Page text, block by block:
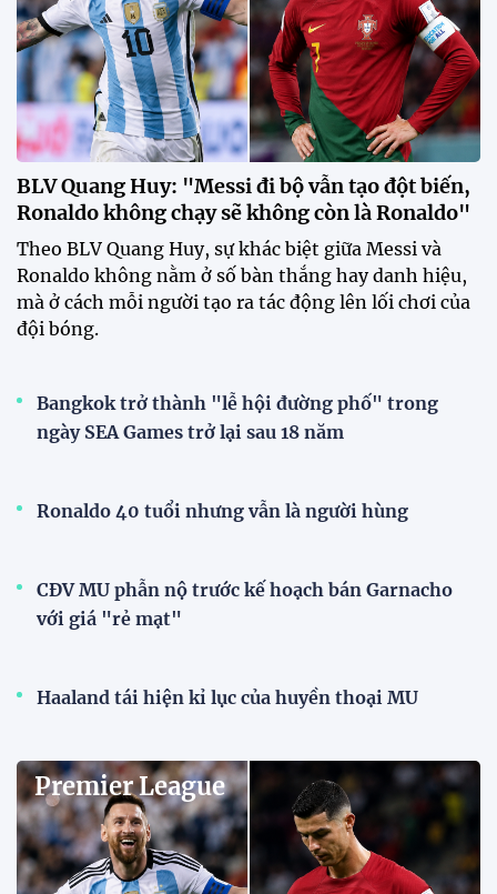
BLV Quang Huy: "Messi đi bộ vẫn tạo đột biến,
Ronaldo không chạy sẽ không còn là Ronaldo"
Theo BLV Quang Huy, sự khác biệt giữa Messi và
Ronaldo không nằm ở số bàn thắng hay danh hiệu,
mà ở cách mỗi người tạo ra tác động lên lối chơi của
đội bóng.
Bangkok trở thành "lễ hội đường phố" trong
ngày SEA Games trở lại sau 18 năm
Ronaldo 40 tuổi nhưng vẫn là người hùng
CĐV MU phẫn nộ trước kế hoạch bán Garnacho
với giá "rẻ mạt"
Haaland tái hiện kỉ lục của huyền thoại MU
Premier League